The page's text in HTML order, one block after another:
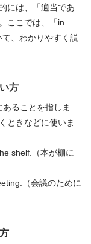
には、「適当であ
ここでは、「in
、わかりやすく説
方
ることを指しま
ときなどに使いま
shelf.（本が棚に
（会議のために